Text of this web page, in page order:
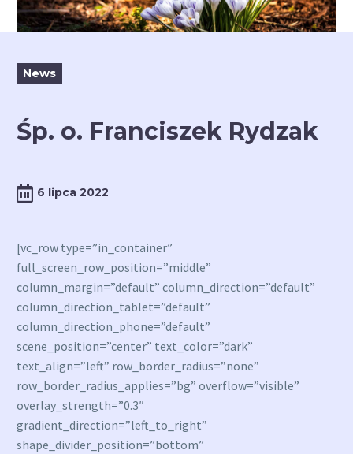
News
Śp. o. Franciszek Rydzak
6 lipca 2022
[vc_row type=”in_container”
full_screen_row_position=”middle”
column_margin=”default” column_direction=”default”
column_direction_tablet=”default”
column_direction_phone=”default”
scene_position=”center” text_color=”dark”
text_align=”left” row_border_radius=”none”
row_border_radius_applies=”bg” overflow=”visible”
overlay_strength=”0.3″
gradient_direction=”left_to_right”
shape_divider_position=”bottom”